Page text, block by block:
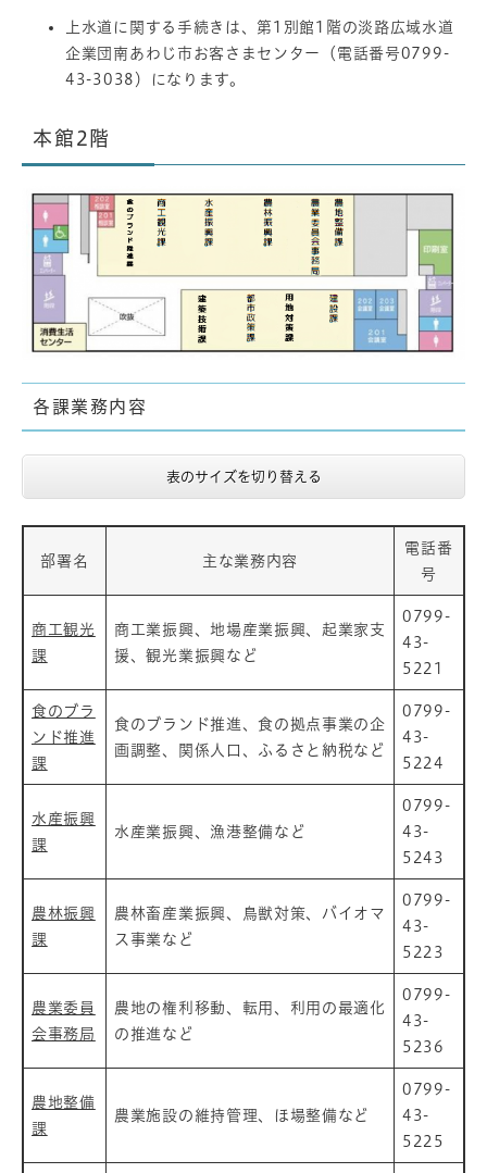
上水道に関する手続きは、第1別館1階の淡路広域水道
企業団南あわじ市お客さまセンター（電話番号0799-
43-3038）になります。
本館2階
各課業務内容
表のサイズを切り替える
部署名 主な業務内容
電話番
号
商工観光
課
商工業振興、地場産業振興、起業家支
援、観光業振興など
0799-
43-
5221
食のブラ
ンド推進
課
食のブランド推進、食の拠点事業の企
画調整、関係人口、ふるさと納税など
0799-
43-
5224
水産振興
課
水産業振興、漁港整備など
0799-
43-
5243
農林振興
課
農林畜産業振興、鳥獣対策、バイオマ
ス事業など
0799-
43-
5223
農業委員
会事務局
農地の権利移動、転用、利用の最適化
の推進など
0799-
43-
5236
農地整備
課
農業施設の維持管理、ほ場整備など
0799-
43-
5225